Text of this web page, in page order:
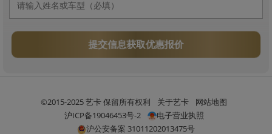
提交信息获取优惠报价
©2015-2025 艺卡 保留所有权利 关于艺卡
网站地图
沪ICP备19046453号-2
电子营业执照
沪公安备案 31011202013475号